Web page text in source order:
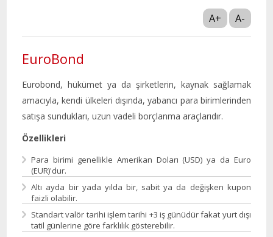
A+ A-
EuroBond
Eurobond, hükümet ya da şirketlerin, kaynak sağlamak
amacıyla, kendi ülkeleri dışında, yabancı para birimlerinden
satışa sundukları, uzun vadeli borçlanma araçlarıdır.
Özellikleri
Para birimi genellikle Amerikan Doları (USD) ya da Euro
(EUR)'dur.
Altı ayda bir yada yılda bir, sabit ya da değişken kupon
faizli olabilir.
Standart valör tarihi işlem tarihi +3 iş günüdür fakat yurt dışı
tatil günlerine göre farklılık gösterebilir.